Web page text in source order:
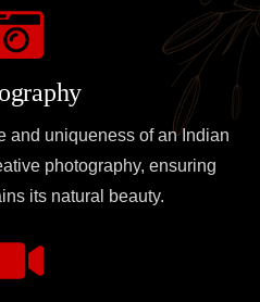
and uniqueness of an Indian
photography, ensuring
its natural beauty.